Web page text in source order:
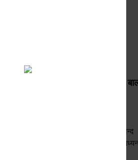
समाचार
उद्योगी अग्रवालद्वारा पत्नीको सम्झनामा
झापा । झापाका उद्योगी एवम् समाजसेवी अरविन्द
अग्रवालले सहयोगापेक्षी बालबालिकाकालाई